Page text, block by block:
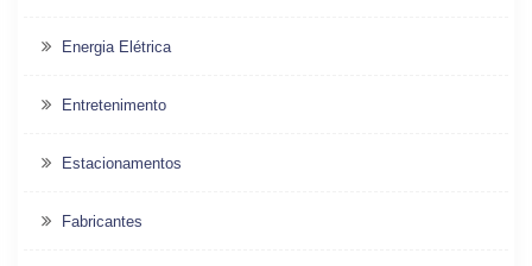
Energia Elétrica
Entretenimento
Estacionamentos
Fabricantes